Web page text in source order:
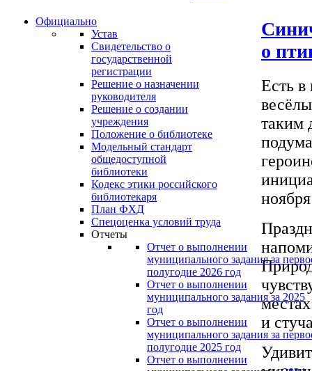
Официально
Устав
Свидетельство о
государственной
регистрации
Решение о назначении
руководителя
Решение о создании
учреждения
Положение о библиотеке
Модельный стандарт
общедоступной
библиотеки
Кодекс этики российского
библиотекаря
План ФХД
Спецоценка условий труда
Отчеты
Отчет о выполнении
муниципального задания за
полугодие 2026 год
Отчет о выполнении
муниципального задания за 2025
год
Отчет о выполнении
муниципального задания за
полугодие 2025 год
Отчет о выполнении
о
Есть в
таким
и